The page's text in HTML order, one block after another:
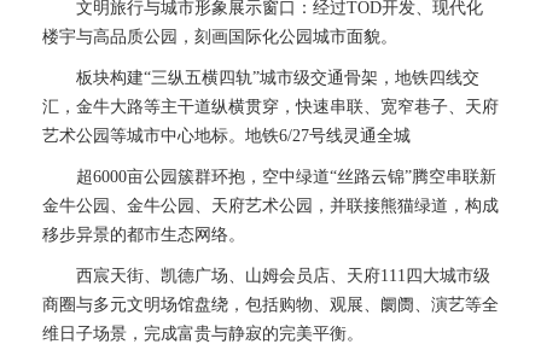
文明旅行与城市形象展示窗口：经过TOD开发、现代化
楼宇与高品质公园，刻画国际化公园城市面貌。
板块构建“三纵五横四轨”城市级交通骨架，地铁四线交
汇，金牛大路等主干道纵横贯穿，快速串联、宽窄巷子、天府
艺术公园等城市中心地标。地铁6/27号线灵通全城
超6000亩公园簇群环抱，空中绿道“丝路云锦”腾空串联新
金牛公园、金牛公园、天府艺术公园，并联接熊猫绿道，构成
移步异景的都市生态网络。
西宸天街、凯德广场、山姆会员店、天府111四大城市级
商圈与多元文明场馆盘绕，包括购物、观展、阛阓、演艺等全
维日子场景，完成富贵与静寂的完美平衡。